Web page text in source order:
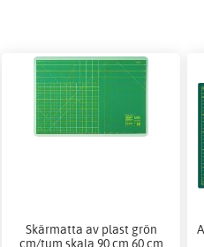
Skärmatta av plast grön
cm/tum skala 90 cm 60 cm